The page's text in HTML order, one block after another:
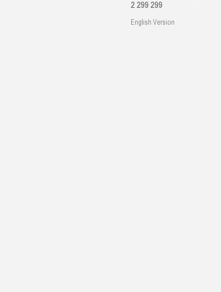
2 299 299
English Version